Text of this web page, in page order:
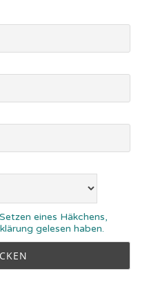
eines Häkchens,
gelesen haben.